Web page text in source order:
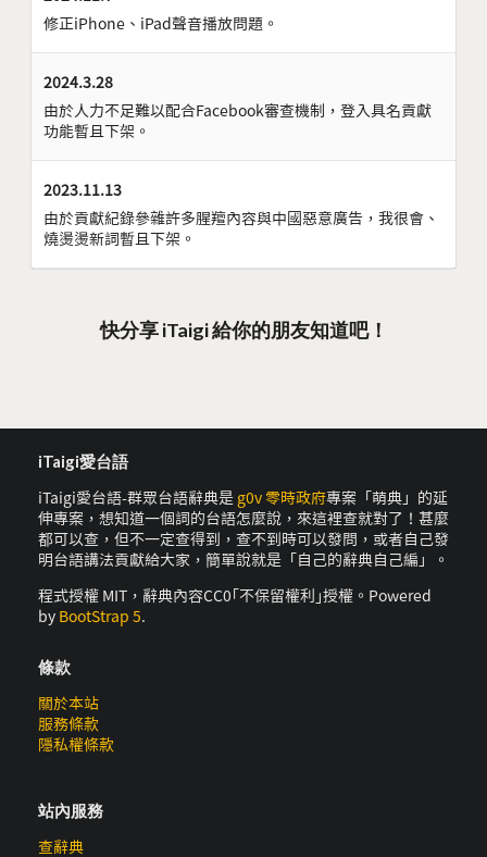
修正iPhone、iPad聲音播放問題。
2024.3.28
由於人力不足難以配合Facebook審查機制，登入具名貢獻
功能暫且下架。
2023.11.13
由於貢獻紀錄參雜許多腥羶內容與中國惡意廣告，我很會、
燒燙燙新詞暫且下架。
快分享 iTaigi 給你的朋友知道吧！
iTaigi愛台語
iTaigi愛台語-群眾台語辭典是 g0v 零時政府專案「萌典」的延
伸專案，想知道一個詞的台語怎麼說，來這裡查就對了！甚麼
都可以查，但不一定查得到，查不到時可以發問，或者自己發
明台語講法貢獻給大家，簡單說就是「自己的辭典自己編」。
程式授權 MIT，辭典內容CC0｢不保留權利｣授權。Powered
by BootStrap 5.
條款
關於本站
服務條款
隱私權條款
站內服務
查辭典